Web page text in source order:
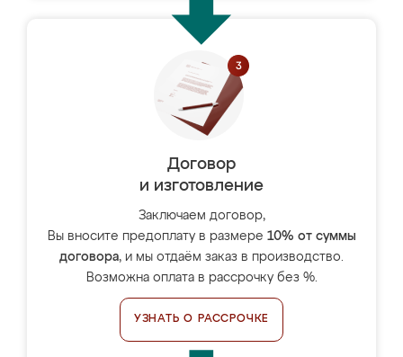
Договор
и изготовление
Заключаем договор,
Вы вносите предоплату в размере 10% от суммы
договора, и мы отдаём заказ в производство.
Возможна оплата в рассрочку без %.
УЗНАТЬ О РАССРОЧКЕ